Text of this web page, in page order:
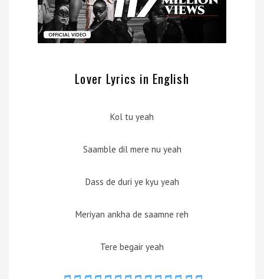
Lover Lyrics in English
Kol tu yeah
Saamble dil mere nu yeah
Dass de duri ye kyu yeah
Meriyan ankha de saamne reh
Tere begair yeah